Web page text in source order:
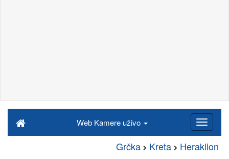
Web Kamere uživo
Grčka Kreta Heraklion